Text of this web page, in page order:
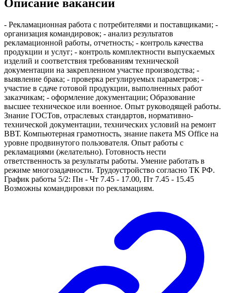
Описание вакансии
- Рекламационная работа с потребителями и поставщиками; -
организация командировок; - анализ результатов
рекламационной работы, отчетность; - контроль качества
продукции и услуг; - контроль комплектности выпускаемых
изделий и соответствия требованиям технической
документации на закрепленном участке производства; -
выявление брака; - проверка регулируемых параметров; -
участие в сдаче готовой продукции, выполненных работ
заказчикам; - оформление документации; Образование
высшее техническое или военное. Опыт руководящей работы.
Знание ГОСТов, отраслевых стандартов, нормативно-
технической документации, технических условий на ремонт
ВВТ. Компьютерная грамотность, знание пакета MS Office на
уровне продвинутого пользователя. Опыт работы с
рекламациями (желательно). Готовность нести
ответственность за результаты работы. Умение работать в
режиме многозадачности. Трудоустройство согласно ТК РФ.
График работы 5/2: Пн - Чт 7.45 - 17.00, Пт 7.45 - 15.45
Возможны командировки по рекламациям.